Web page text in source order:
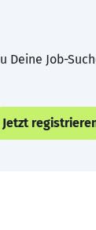
Deine Job-
Jetzt